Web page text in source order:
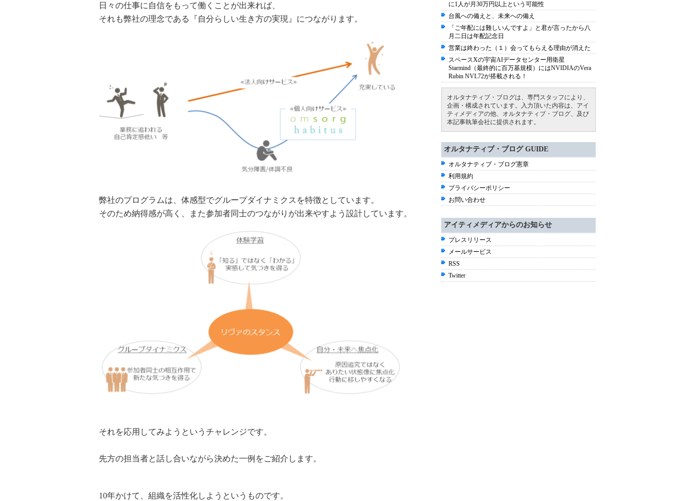
日々の仕事に自信をもって働くことが出来れば、
それも弊社の理念である『自分らしい生き方の実現』につながります。
弊社のプログラムは、体感型でグループダイナミクスを特徴としています。
そのため納得感が高く、また参加者同士のつながりが出来やすよう設計しています。
それを応用してみようというチャレンジです。
先方の担当者と話し合いながら決めた一例をご紹介します。
10年かけて、組織を活性化しようというものです。
に1人が月30万円以上という可能性
台風への備えと、未来への備え
「ご年配には難しいんですよ」と君が言ったから八
月二日は年配記念日
営業は終わった（１）会ってもらえる理由が消えた
スペースXの宇宙AIデータセンター用衛星
Starmind（最終的に百万基規模）にはNVIDIAのVera
Rubin NVL72が搭載される！
オルタナティブ・ブログは、専門スタッフにより、
企画・構成されています。入力頂いた内容は、アイ
ティメディアの他、オルタナティブ・ブログ、及び
本記事執筆会社に提供されます。
オルタナティブ・ブログ GUIDE
オルタナティブ・ブログ憲章
利用規約
プライバシーポリシー
お問い合わせ
アイティメディアからのお知らせ
プレスリリース
メールサービス
RSS
Twitter